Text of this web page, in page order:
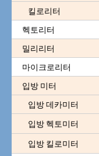
킬로리터
헥토리터
밀리리터
마이크로리터
입방 미터
입방 데카미터
입방 헥토미터
입방 킬로미터